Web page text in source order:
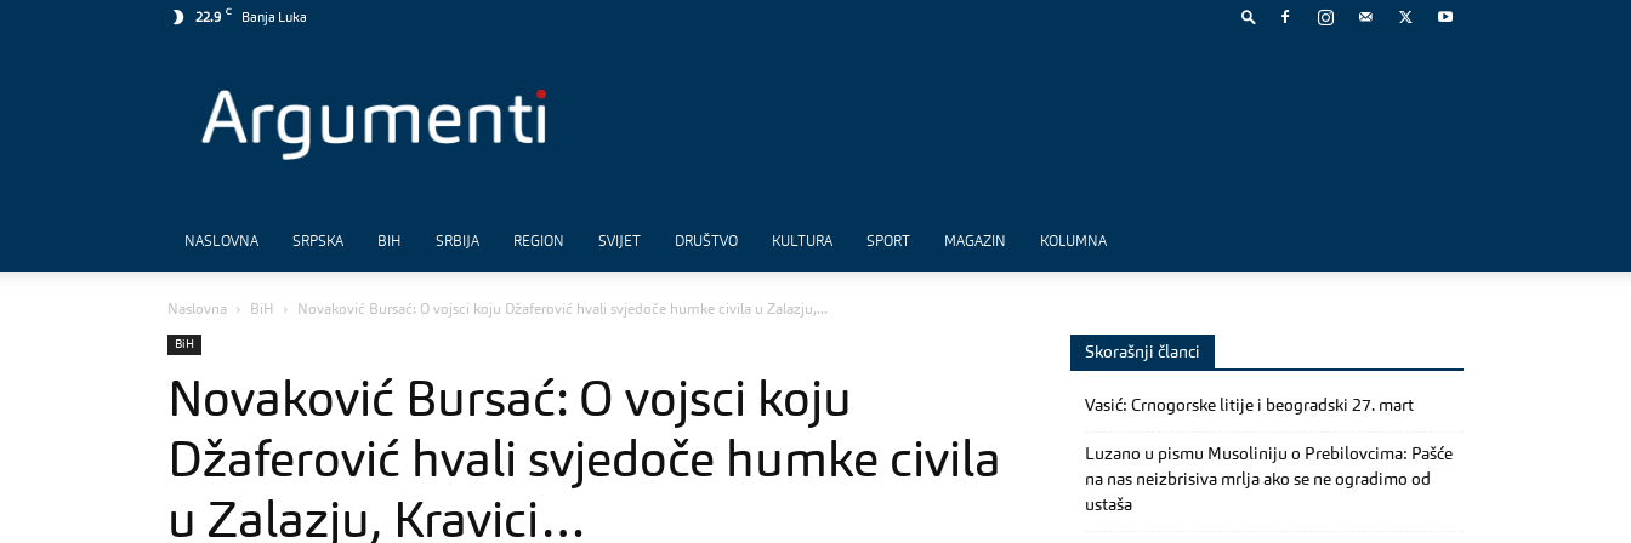
22.9
C
Banja Luka
NASLOVNA SRPSKA BIH SRBIJA REGION SVIJET DRUŠTVO KULTURA SPORT MAGAZIN KOLUMNA
Naslovna BiH Novaković Bursać: O vojsci koju Džaferović hvali svjedoče humke civila u Zalazju,...
BiH
Novaković Bursać: O vojsci koju
Džaferović hvali svjedoče humke civila
u Zalazju, Kravici…
Skorašnji članci
Vasić: Crnogorske litije i beogradski 27. mart
Luzano u pismu Musoliniju o Prebilovcima: Pašće
na nas neizbrisiva mrlja ako se ne ogradimo od
ustaša